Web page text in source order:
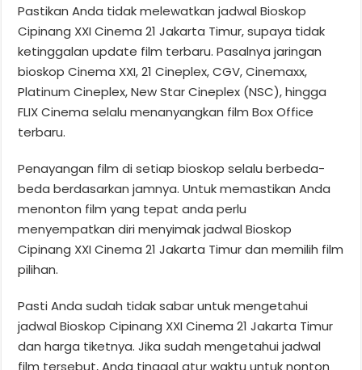
Pastikan Anda tidak melewatkan jadwal Bioskop
Cipinang XXI Cinema 21 Jakarta Timur, supaya tidak
ketinggalan update film terbaru. Pasalnya jaringan
bioskop Cinema XXI, 21 Cineplex, CGV, Cinemaxx,
Platinum Cineplex, New Star Cineplex (NSC), hingga
FLIX Cinema selalu menanyangkan film Box Office
terbaru.
Penayangan film di setiap bioskop selalu berbeda-
beda berdasarkan jamnya. Untuk memastikan Anda
menonton film yang tepat anda perlu
menyempatkan diri menyimak jadwal Bioskop
Cipinang XXI Cinema 21 Jakarta Timur dan memilih film
pilihan.
Pasti Anda sudah tidak sabar untuk mengetahui
jadwal Bioskop Cipinang XXI Cinema 21 Jakarta Timur
dan harga tiketnya. Jika sudah mengetahui jadwal
film tersebut, Anda tinggal atur waktu untuk nonton